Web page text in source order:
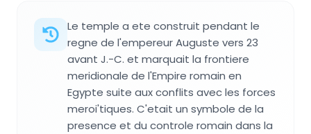
Le temple a ete construit pendant le
regne de l'empereur Auguste vers 23
avant J.-C. et marquait la frontiere
meridionale de l'Empire romain en
Egypte suite aux conflits avec les forces
meroi'tiques. C'etait un symbole de la
presence et du controle romain dans la